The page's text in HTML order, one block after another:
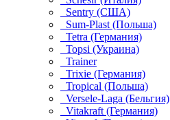
Sentry (США)
Sum-Plast (Польша)
Tetra (Германия)
Topsi (Украина)
Trainer
Trixie (Германия)
Tropical (Польша)
Versele-Laga (Бельгия)
Vitakraft (Германия)